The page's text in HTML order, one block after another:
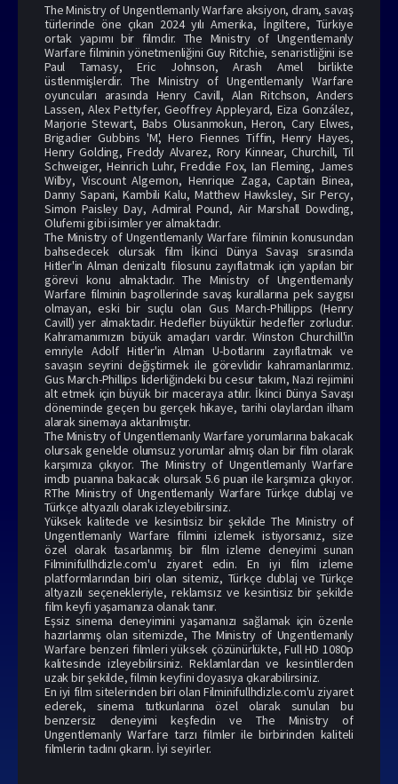
The Ministry of Ungentlemanly Warfare aksiyon, dram, savaş
türlerinde öne çıkan 2024 yılı Amerika, İngiltere, Türkiye
ortak yapımı bir filmdir. The Ministry of Ungentlemanly
Warfare filminin yönetmenliğini Guy Ritchie, senaristliğini ise
Paul Tamasy, Eric Johnson, Arash Amel birlikte
üstlenmişlerdir. The Ministry of Ungentlemanly Warfare
oyuncuları arasında Henry Cavill, Alan Ritchson, Anders
Lassen, Alex Pettyfer, Geoffrey Appleyard, Eiza González,
Marjorie Stewart, Babs Olusanmokun, Heron, Cary Elwes,
Brigadier Gubbins 'M', Hero Fiennes Tiffin, Henry Hayes,
Henry Golding, Freddy Alvarez, Rory Kinnear, Churchill, Til
Schweiger, Heinrich Luhr, Freddie Fox, Ian Fleming, James
Wilby, Viscount Algernon, Henrique Zaga, Captain Binea,
Danny Sapani, Kambili Kalu, Matthew Hawksley, Sir Percy,
Simon Paisley Day, Admiral Pound, Air Marshall Dowding,
Olufemi gibi isimler yer almaktadır.
The Ministry of Ungentlemanly Warfare filminin konusundan
bahsedecek olursak film İkinci Dünya Savaşı sırasında
Hitler'in Alman denizaltı filosunu zayıflatmak için yapılan bir
görevi konu almaktadır. The Ministry of Ungentlemanly
Warfare filminin başrollerinde savaş kurallarına pek saygısı
olmayan, eski bir suçlu olan Gus March-Phillipps (Henry
Cavill) yer almaktadır. Hedefler büyüktür hedefler zorludur.
Kahramanımızın büyük amaçları vardır. Winston Churchill'in
emriyle Adolf Hitler'in Alman U-botlarını zayıflatmak ve
savaşın seyrini değiştirmek ile görevlidir kahramanlarımız.
Gus March-Phillips liderliğindeki bu cesur takım, Nazi rejimini
alt etmek için büyük bir maceraya atılır. İkinci Dünya Savaşı
döneminde geçen bu gerçek hikaye, tarihi olaylardan ilham
alarak sinemaya aktarılmıştır.
The Ministry of Ungentlemanly Warfare yorumlarına bakacak
olursak genelde olumsuz yorumlar almış olan bir film olarak
karşımıza çıkıyor. The Ministry of Ungentlemanly Warfare
imdb puanına bakacak olursak 5.6 puan ile karşımıza çıkıyor.
RThe Ministry of Ungentlemanly Warfare Türkçe dublaj ve
Türkçe altyazılı olarak izleyebilirsiniz.
Yüksek kalitede ve kesintisiz bir şekilde The Ministry of
Ungentlemanly Warfare filmini izlemek istiyorsanız, size
özel olarak tasarlanmış bir film izleme deneyimi sunan
Filminifullhdizle.com'u ziyaret edin. En iyi film izleme
platformlarından biri olan sitemiz, Türkçe dublaj ve Türkçe
altyazılı seçenekleriyle, reklamsız ve kesintisiz bir şekilde
film keyfi yaşamanıza olanak tanır.
Eşsiz sinema deneyimini yaşamanızı sağlamak için özenle
hazırlanmış olan sitemizde, The Ministry of Ungentlemanly
Warfare benzeri filmleri yüksek çözünürlükte, Full HD 1080p
kalitesinde izleyebilirsiniz. Reklamlardan ve kesintilerden
uzak bir şekilde, filmin keyfini doyasıya çıkarabilirsiniz.
En iyi film sitelerinden biri olan Filminifullhdizle.com'u ziyaret
ederek, sinema tutkunlarına özel olarak sunulan bu
benzersiz deneyimi keşfedin ve The Ministry of
Ungentlemanly Warfare tarzı filmler ile birbirinden kaliteli
filmlerin tadını çıkarın. İyi seyirler.